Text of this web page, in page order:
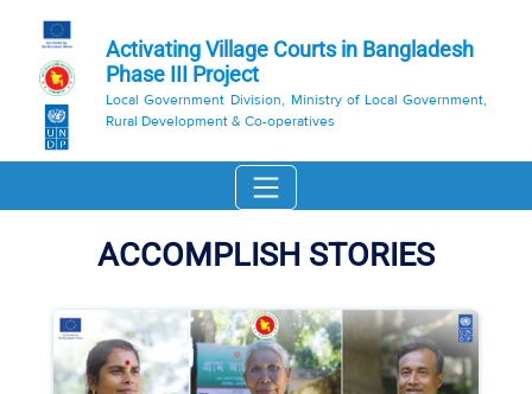
Activating Village Courts in Bangladesh
Phase III Project
Local Government Division, Ministry of Local Government,
Rural Development & Co-operatives
ACCOMPLISH STORIES